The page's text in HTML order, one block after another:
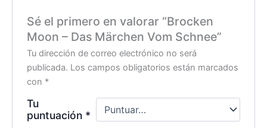
Sé el primero en valorar “Brocken
Moon – Das Märchen Vom Schnee”
Tu dirección de correo electrónico no será
publicada. Los campos obligatorios están marcados
con *
Tu
puntuación *